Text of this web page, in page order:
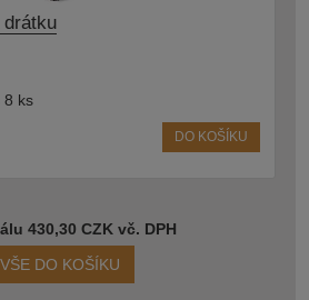
8 ks
DO KOŠÍKU
430,30 CZK vč. DPH
VŠE DO KOŠÍKU